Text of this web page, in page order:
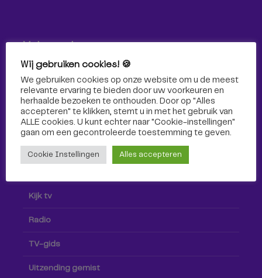
Volg ons!
Volg Omroep Tilburg niet alleen hier, maar ook via social
media!
Kijk tv
Radio
TV-gids
Uitzending gemist
Wij gebruiken cookies! 🍪
We gebruiken cookies op onze website om u de meest
relevante ervaring te bieden door uw voorkeuren en
herhaalde bezoeken te onthouden. Door op "Alles
accepteren" te klikken, stemt u in met het gebruik van
ALLE cookies. U kunt echter naar "Cookie-instellingen"
gaan om een ​​gecontroleerde toestemming te geven.
Cookie Instellingen Alles accepteren